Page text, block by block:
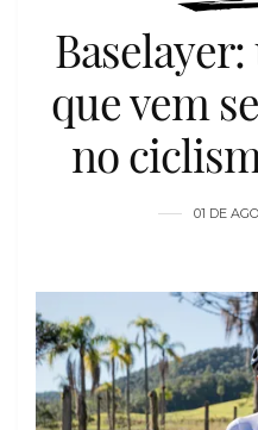
que vem
no
01 DE